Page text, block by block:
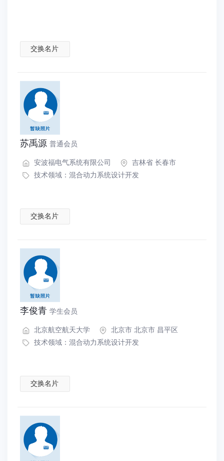
交换名片
苏禹源 普通会员
安波福电气系统有限公司
吉林省 长春市
技术领域： 混合动力系统设计开发
交换名片
李俊青 学生会员
北京航空航天大学
北京市 北京市 昌平区
技术领域： 混合动力系统设计开发
交换名片